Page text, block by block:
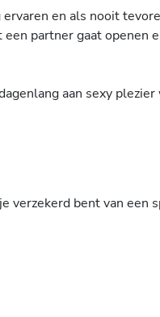
en als nooit
partner gaat openen
aan sexy
verzekerd bent van een